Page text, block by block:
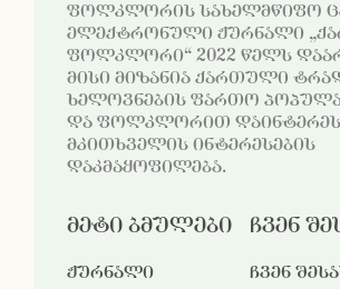
ფოლკლორის სახელმწიფო
ელექტრონული ჟურნალი
ფოლკლორი“ 2022 წელს
მისი მიზანია ქართული
ხელოვნების ფართო
და ფოლკლორით
მკითხველის ინტერესების
დაკმაყოფილება.
მეტი ბმულები
ჟურნალი
ჩვენ
ჩვენ